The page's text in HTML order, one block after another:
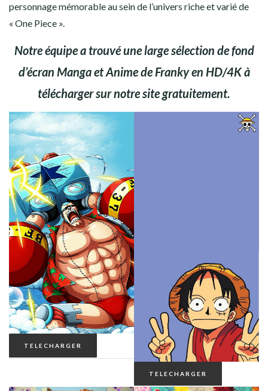
personnage mémorable au sein de l’univers riche et varié de
« One Piece ».
Notre équipe a trouvé une large sélection de fond
d’écran Manga et Anime de Franky en HD/4K à
télécharger sur notre site gratuitement.
TELECHARGER
TELECHARGER
FAIRY TAIL
INITIAL D
HELLSING
HUNTER X HUNTER
JOJO’S BIZARRE ADVENTURE
JUJUTSU KAISEN
MINECRAFT
MOB PSYCHO 100
MY HERO ACADEMIA
NARUTO